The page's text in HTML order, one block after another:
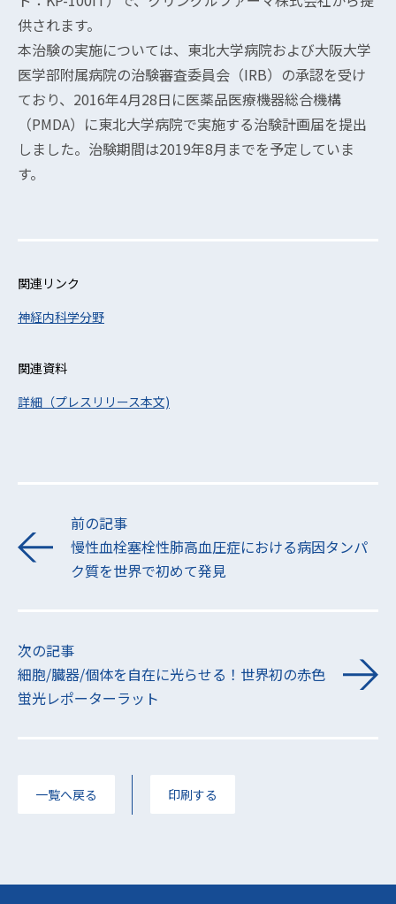
供されます。
本治験の実施については、東北大学病院および大阪大学
医学部附属病院の治験審査委員会（IRB）の承認を受け
ており、2016年4月28日に医薬品医療機器総合機構
（PMDA）に東北大学病院で実施する治験計画届を提出
しました。治験期間は2019年8月までを予定していま
す。
関連リンク
神経内科学分野
関連資料
詳細（プレスリリース本文)
前の記事
慢性血栓塞栓性肺高血圧症における病因タンパ
ク質を世界で初めて発見
次の記事
細胞/臓器/個体を自在に光らせる！世界初の赤色
蛍光レポーターラット
一覧へ戻る 印刷する